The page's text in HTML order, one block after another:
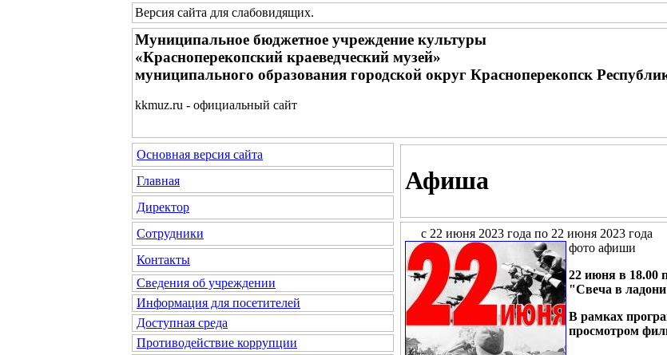
Версия сайта для слабовидящих.
Муниципальное бюджетное учреждение культуры
«Красноперекопский краеведческий музей»
муниципального образования городской округ Красноперекопск
kkmuz.ru - официальный сайт
Основная версия сайта
Главная
Директор
Сотрудники
Контакты
Сведения об учреждении
Информация для посетителей
Доступная среда
Противодействие коррупции
Афиша
с 22 июня 2023 года по 22 июня 2023 года
фото афиши
22 июня в 18.00
"Свеча в
В рамках
просмотром